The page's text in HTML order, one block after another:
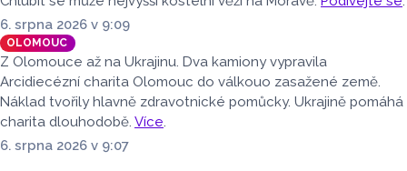
6. srpna 2026 v 9:09
OLOMOUC
Z Olomouce až na Ukrajinu. Dva kamiony vypravila
Arcidiecézní charita Olomouc do válkouo zasažené země.
Náklad tvořily hlavně zdravotnické pomůcky. Ukrajině pomáhá
charita dlouhodobě. Více.
6. srpna 2026 v 9:07